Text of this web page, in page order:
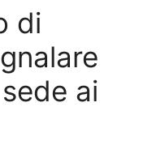
di
ai